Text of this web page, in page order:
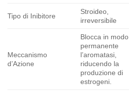
Tipo di Inibitore
Stroideo,
irreversibile
Meccanismo
d’Azione
Blocca in modo
permanente
l’aromatasi,
riducendo la
produzione di
estrogeni.